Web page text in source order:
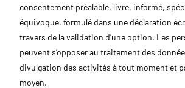
consentement préalable, livre, informé,
équivoque, formulé dans une déclaration
travers de la validation d’une option. Les
peuvent s’opposer au traitement des
divulgation des activités à tout moment et
moyen.